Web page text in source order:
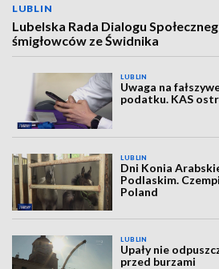
LUBLIN
Lubelska Rada Dialogu
śmigłowców ze Świdnika
LUBLIN
Uwaga na
podatku. KAS
LUBLIN
Dni Konia
Podlaskim.
Poland
LUBLIN
Upały nie
przed burzami